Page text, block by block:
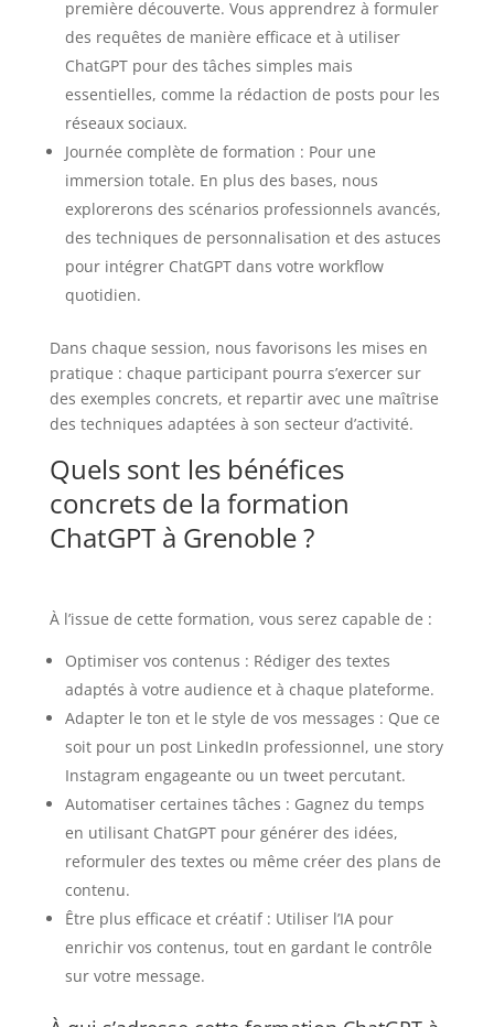
première découverte. Vous apprendrez à formuler
des requêtes de manière efficace et à utiliser
ChatGPT pour des tâches simples mais
essentielles, comme la rédaction de posts pour les
réseaux sociaux.
Journée complète de formation : Pour une
immersion totale. En plus des bases, nous
explorerons des scénarios professionnels avancés,
des techniques de personnalisation et des astuces
pour intégrer ChatGPT dans votre workflow
quotidien.
Dans chaque session, nous favorisons les mises en
pratique : chaque participant pourra s’exercer sur
des exemples concrets, et repartir avec une maîtrise
des techniques adaptées à son secteur d’activité.
Quels sont les bénéfices
concrets de la formation
ChatGPT à Grenoble ?
À l’issue de cette formation, vous serez capable de :
Optimiser vos contenus : Rédiger des textes
adaptés à votre audience et à chaque plateforme.
Adapter le ton et le style de vos messages : Que ce
soit pour un post LinkedIn professionnel, une story
Instagram engageante ou un tweet percutant.
Automatiser certaines tâches : Gagnez du temps
en utilisant ChatGPT pour générer des idées,
reformuler des textes ou même créer des plans de
contenu.
Être plus efficace et créatif : Utiliser l’IA pour
enrichir vos contenus, tout en gardant le contrôle
sur votre message.